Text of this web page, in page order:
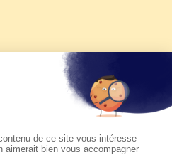
d'été 2026 de KTO
pastorale du pape Léon
à suivre sur KTO le
août